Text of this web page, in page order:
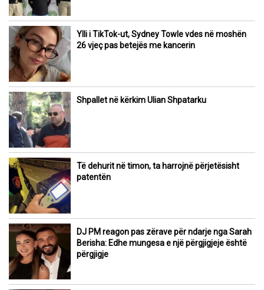
Ylli i TikTok-ut, Sydney Towle vdes në moshën
26 vjeç pas betejës me kancerin
Shpallet në kërkim Ulian Shpatarku
Të dehurit në timon, ta harrojnë përjetësisht
patentën
DJ PM reagon pas zërave për ndarje nga Sarah
Berisha: Edhe mungesa e një përgjigjeje është
përgjigje